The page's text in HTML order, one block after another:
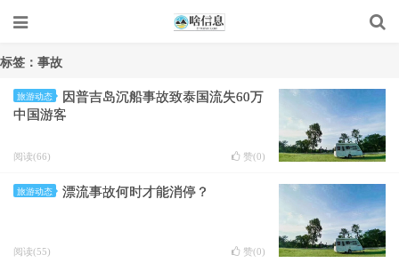
标签：事故
旅游动态
因普吉岛沉船事故致泰国流失60万
中国游客
阅读(66) 赞(0)
旅游动态 漂流事故何时才能消停？
阅读(55) 赞(0)